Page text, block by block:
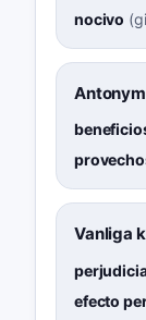
nocivo (
Vanliga
efecto